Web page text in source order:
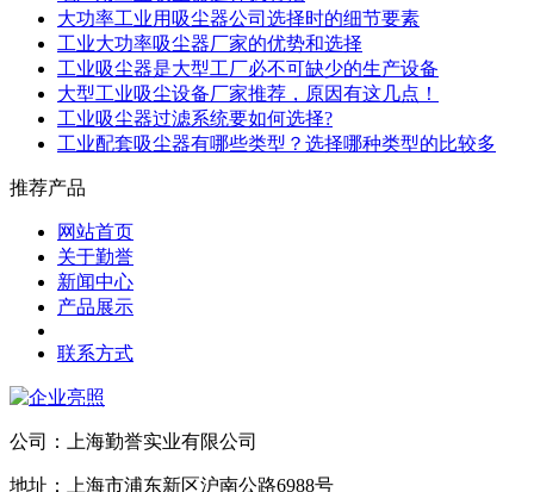
大功率工业用吸尘器公司选择时的细节要素
工业大功率吸尘器厂家的优势和选择
工业吸尘器是大型工厂必不可缺少的生产设备
大型工业吸尘设备厂家推荐，原因有这几点！
工业吸尘器过滤系统要如何选择?
工业配套吸尘器有哪些类型？选择哪种类型的比较多
推荐产品
网站首页
关于勤誉
新闻中心
产品展示
联系方式
公司：上海勤誉实业有限公司
地址：上海市浦东新区沪南公路6988号